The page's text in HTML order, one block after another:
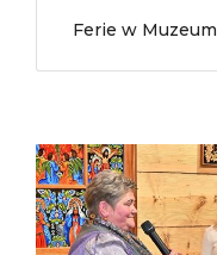
Ferie w Muzeum